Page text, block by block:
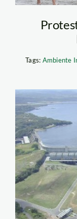
Tags: Ambiente